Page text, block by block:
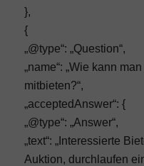
},
{
„@type“: „Question“,
„name“: „Wie kann
mitbieten?“,
„acceptedAnswer“: {
„@type“: „Answer“,
„text“: „Interessierte
Auktion, durchlaufen